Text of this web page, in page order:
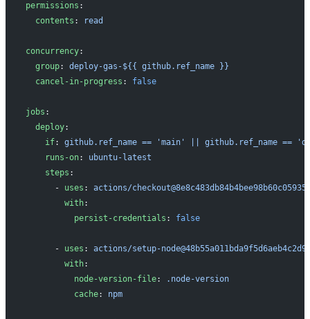
permissions :
  contents
: read
concurrency:
  group
: deploy-gas-${{ github.ref_name }}
  cancel-in-progress
: false
jobs :
  deploy
:
    if
: github.ref_name == 'main' || github.ref_name ==
    runs-on
: ubuntu-latest
    steps
:
      -
uses : actions/
        with
:
          persist-credentials
: false
      -
uses : actions/setup-
        with
:
          node-version-file
:
.node-version
          cache
: npm